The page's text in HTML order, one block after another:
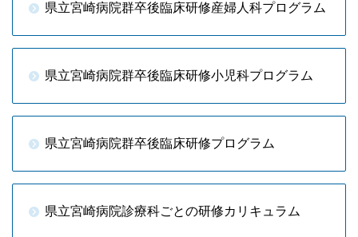
県立宮崎病院群卒後臨床研修産婦人科プログラム
県立宮崎病院群卒後臨床研修小児科プログラム
県立宮崎病院群卒後臨床研修プログラム
県立宮崎病院診療科ごとの研修カリキュラム